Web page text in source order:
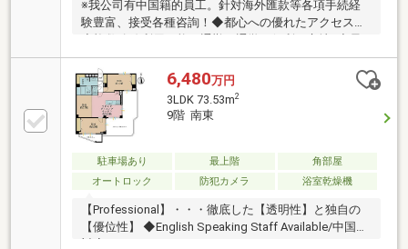
※我公司有中国籍的員工。針対海外匯款等各項手続経
験豊富、接受各種咨詢！◆都心への優れたアクセス！
上階、眺望良好♪◆スーパー、コンビニ、ドラッグス
トアが徒歩圏内♪◆管理体制が良好で共用部も清潔、
安心して暮らせます。●その他駐車場：月額27000円駐
輪場：年額10000円※いずれも要空き確認▼周辺環境■
セブンイレブン新宿中落合3丁目店 約400m■オリンピ
ック 中落合店 約160ｍ■アイテラス落合 約800
ｍ■マルエツプチ中落合一丁目店 約450ｍ■マツモト
キヨシ 中井駅前店 約600ｍ
6,480万円
3LDK 73.53m2
9階 南東
駐車場あり 最上階
角部屋
オートロック
防犯カメラ 浴室乾燥機
【Professional】・・・徹底した【透明性】と独自の
【優位性】 ◆English Speaking Staff Available/中国語